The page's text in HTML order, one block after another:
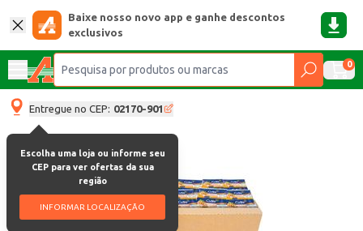
Baixe nosso novo app e ganhe descontos
exclusivos
0
Entregue no CEP: 02170-901
Escolha uma loja ou informe seu
CEP para ver ofertas da sua
região
INFORMAR LOCALIZAÇÃO